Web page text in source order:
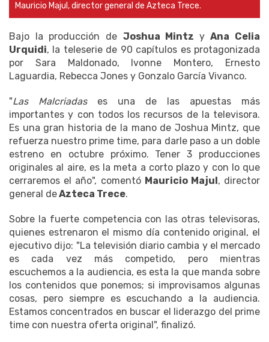
Mauricio Majul, director general de Azteca Trece.
Bajo la producción de Joshua Mintz yAna Celia
Urquidi, la teleserie de 90 capítulos es protagonizada
por Sara Maldonado, Ivonne Montero, Ernesto
Laguardia, Rebecca Jones y Gonzalo García Vivanco.
"Las Malcriadases una de las apuestas más
importantes y con todos los recursos de la televisora.
Es una gran historia de la mano de Joshua Mintz, que
refuerza nuestro prime time, para darle paso a un doble
estreno en octubre próximo. Tener 3 producciones
originales al aire, es la meta a corto plazo y con lo que
cerraremos el año", comentó Mauricio Majul, director
general deAzteca Trece.
Sobre la fuerte competencia con las otras televisoras,
quienes estrenaron el mismo día contenido original, el
ejecutivo dijo: "La televisión diario cambia y el mercado
es cada vez más competido, pero mientras
escuchemos a la audiencia, es esta la que manda sobre
los contenidos que ponemos; si improvisamos algunas
cosas, pero siempre es escuchando a la audiencia.
Estamos concentrados en buscar el liderazgo del prime
time con nuestra oferta original", finalizó.